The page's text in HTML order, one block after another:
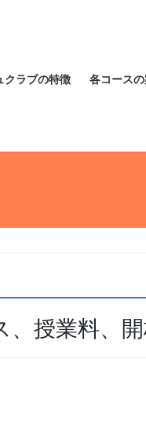
クラブの特徴 各コース
授業料、開